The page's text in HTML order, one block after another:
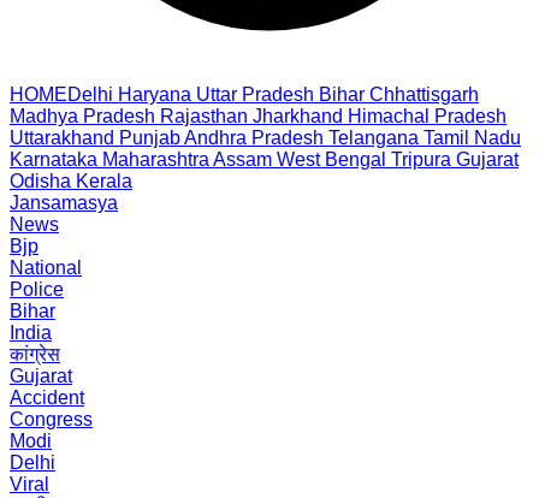
HOMEDelhi Haryana Uttar Pradesh Bihar Chhattisgarh
Madhya Pradesh Rajasthan Jharkhand Himachal Pradesh
Uttarakhand PunjabAndhra Pradesh Telangana Tamil Nadu
Karnataka Maharashtra Assam West Bengal Tripura Gujarat
Odisha Kerala
Jansamasya
News
Bjp
National
Police
Bihar
India
कांग्रेस
Gujarat
Accident
Congress
Modi
Delhi
Viral